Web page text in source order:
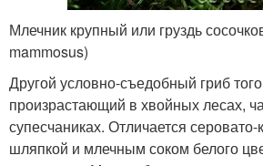
Млечник крупный или груздь
mammosus)
Другой условно-съедобный гриб
произрастающий в хвойных лесах,
супесчаниках. Отличается
шляпкой и млечным соком белого